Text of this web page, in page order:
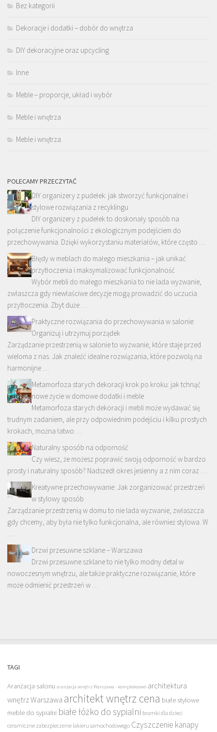
Bez kategorii
Dekoracje i dodatki – dobór do wnętrza
DIY dekoracyjne oraz upcycling
Inne
Meble – proporcje, układ i wybór
Meble i wnętrza
Meble i wnętrza
POLECAMY PRZECZYTAĆ
DIY organizery z pudełek: jak stworzyć funkcjonalne i
stylowe rozwiązania z recyklingu
DIY organizery z pudełek to doskonały sposób na
połączenie funkcjonalności z ekologicznym podejściem do
przechowywania. Dzięki wykorzystaniu materiałów, które często …
Błędy w meblach do małego mieszkania – jak unikać
przytłoczenia i maksymalizować funkcjonalność
Wybór mebli do małego mieszkania to nie lada wyzwanie,
zwłaszcza gdy niewłaściwe decyzje mogą prowadzić do uczucia
przytłoczenia. Zbyt duże …
Praktyczne rozwiązania do przechowywania w salonie:
Organizuj i utrzymuj porządek
Zarządzanie przestrzenią w salonie to wyzwanie, które staje przed
wieloma z nas. Jak znaleźć idealne rozwiązania, które pozwolą na
harmonijne …
Metamorfoza starych dekoracji krok po kroku: jak tchnąć
nowe życie w domowe dodatki i meble
Metamorfoza starych dekoracji i mebli może wydawać się
trudnym zadaniem, ale przy odpowiednim podejściu i kilku prostych
krokach, można łatwo …
Naturalny sposób na odporność
Czy wiesz, że możesz poprawić swoją odporność w bardzo
prosty i naturalny sposób? Nadszedł okres jesienny a z nim coraz …
Kreatywne przechowywanie: Jak zorganizować przestrzeń
w stylowy sposób
Zarządzanie przestrzenią w domu to nie lada wyzwanie, zwłaszcza
gdy chcemy, aby była nie tylko funkcjonalna, ale również stylowa. W
Drzwi przesuwne szklane – Warszawa
Drzwi przesuwne szklane to nie tylko modny detal w
nowoczesnym wnętrzu, ale także praktyczne rozwiązanie, które
może odmienić przestrzeń w …
TAGI
Aranżacja salonu aranżacja wnętrz Warszawa - kompleksowo architektura
wnętrz Warszawa architekt wnętrz cena białe stylowe
meble do sypialni białe łóżko do sypialni bramki dla dzieci
ceramiczne zabezpieczenie lakieru samochodowego Czyszczenie kanapy